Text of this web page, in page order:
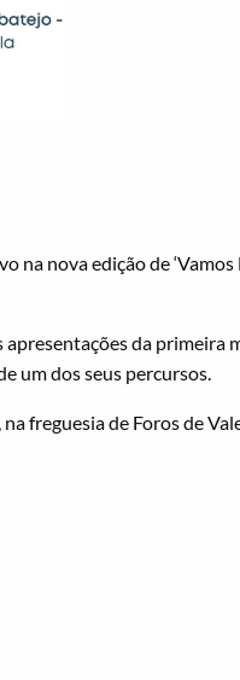
nova edição de ‘Vamos
da primeira
um dos seus percursos.
freguesia de Foros de